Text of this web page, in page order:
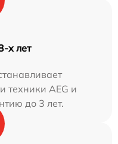
х лет
техники AEG и
до 3 лет.